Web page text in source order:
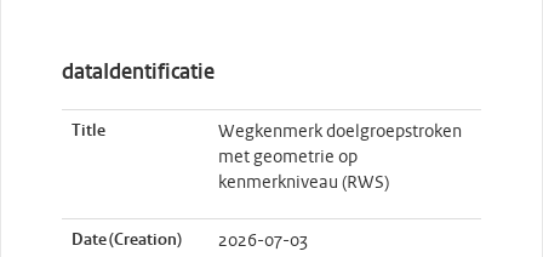
dataIdentificatie
Title
Wegkenmerk doelgroepstroken
met geometrie op
kenmerkniveau (RWS)
Date (Creation) 2026-07-03